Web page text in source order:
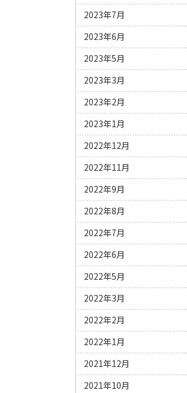
2023年7月
2023年6月
2023年5月
2023年3月
2023年2月
2023年1月
2022年12月
2022年11月
2022年9月
2022年8月
2022年7月
2022年6月
2022年5月
2022年3月
2022年2月
2022年1月
2021年12月
2021年10月